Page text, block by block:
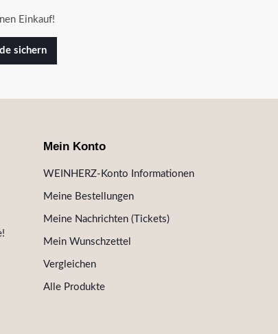
Einkauf!
sichern
Mein Konto
WEINHERZ-Konto Informationen
Meine Bestellungen
Meine Nachrichten (Tickets)
Mein Wunschzettel
Vergleichen
Alle Produkte